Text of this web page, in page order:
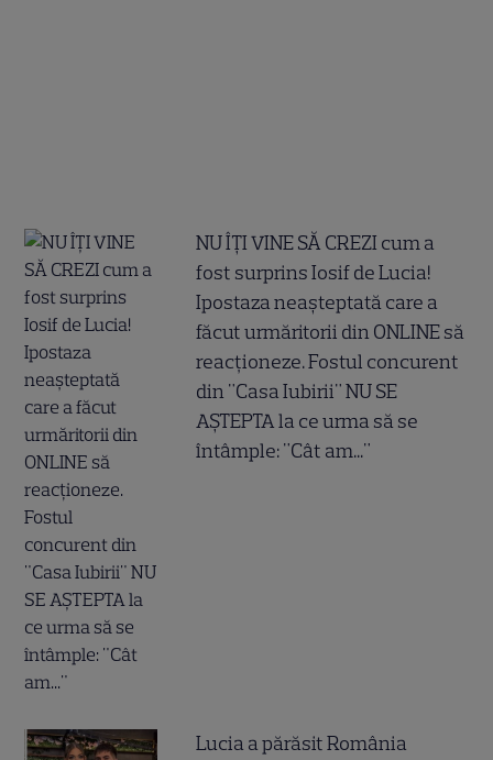
NU ÎȚI VINE SĂ CREZI cum a
fost surprins Iosif de Lucia!
Ipostaza neașteptată care a
făcut urmăritorii din ONLINE să
reacționeze. Fostul concurent
din "Casa Iubirii" NU SE
AȘTEPTA la ce urma să se
întâmple: "Cât am..."
Lucia a părăsit România